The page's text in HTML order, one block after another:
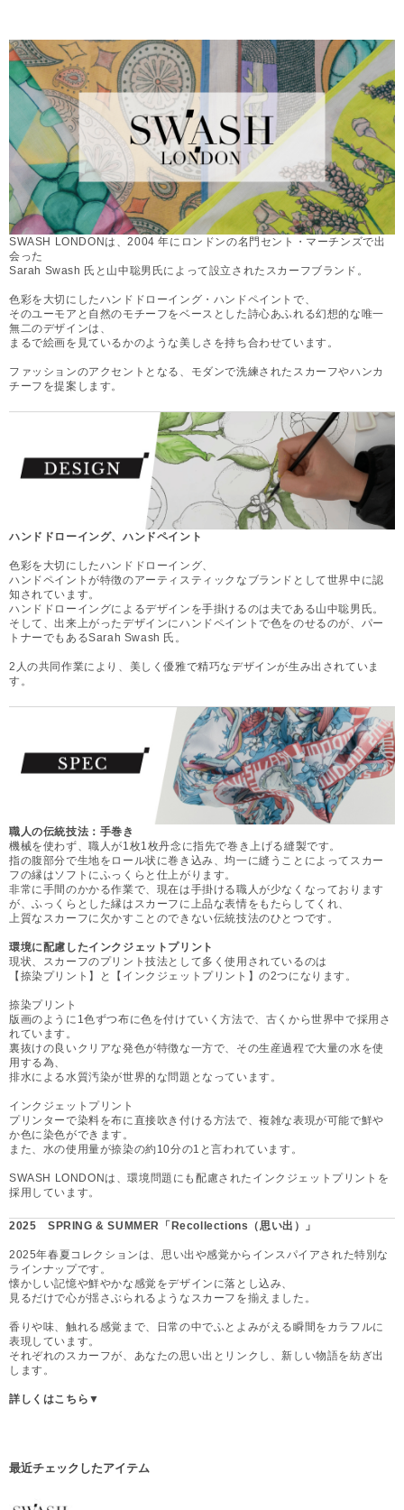
SWASH LONDONは、2004 年にロンドンの名門セント・マーチンズで出
会った
Sarah Swash 氏と山中聡男氏によって設立されたスカーフブランド。
色彩を大切にしたハンドドローイング・ハンドペイントで、
そのユーモアと自然のモチーフをベースとした詩心あふれる幻想的な唯一
無二のデザインは、
まるで絵画を見ているかのような美しさを持ち合わせています。
ファッションのアクセントとなる、モダンで洗練されたスカーフやハンカ
チーフを提案します。
ハンドドローイング、ハンドペイント
色彩を大切にしたハンドドローイング、
ハンドペイントが特徴のアーティスティックなブランドとして世界中に認
知されています。
ハンドドローイングによるデザインを手掛けるのは夫である山中聡男氏。
そして、出来上がったデザインにハンドペイントで色をのせるのが、パー
トナーでもあるSarah Swash 氏。
2人の共同作業により、美しく優雅で精巧なデザインが生み出されていま
す。
職人の伝統技法：手巻き
機械を使わず、職人が1枚1枚丹念に指先で巻き上げる縫製です。
指の腹部分で生地をロール状に巻き込み、均一に縫うことによってスカー
フの縁はソフトにふっくらと仕上がります。
非常に手間のかかる作業で、現在は手掛ける職人が少なくなっております
が、ふっくらとした縁はスカーフに上品な表情をもたらしてくれ、
上質なスカーフに欠かすことのできない伝統技法のひとつです。
環境に配慮したインクジェットプリント
現状、スカーフのプリント技法として多く使用されているのは
【捺染プリント】と【インクジェットプリント】の2つになります。
捺染プリント
版画のように1色ずつ布に色を付けていく方法で、古くから世界中で採用さ
れています。
裏抜けの良いクリアな発色が特徴な一方で、その生産過程で大量の水を使
用する為、
排水による水質汚染が世界的な問題となっています。
インクジェットプリント
プリンターで染料を布に直接吹き付ける方法で、複雑な表現が可能で鮮や
か色に染色ができます。
また、水の使用量が捺染の約10分の1と言われています。
SWASH LONDONは、環境問題にも配慮されたインクジェットプリントを
採用しています。
2025 SPRING & SUMMER「Recollections（思い出）」
2025年春夏コレクションは、思い出や感覚からインスパイアされた特別な
ラインナップです。
懐かしい記憶や鮮やかな感覚をデザインに落とし込み、
見るだけで心が揺さぶられるようなスカーフを揃えました。
香りや味、触れる感覚まで、日常の中でふとよみがえる瞬間をカラフルに
表現しています。
それぞれのスカーフが、あなたの思い出とリンクし、新しい物語を紡ぎ出
します。
詳しくはこちら▼
最近チェックしたアイテム